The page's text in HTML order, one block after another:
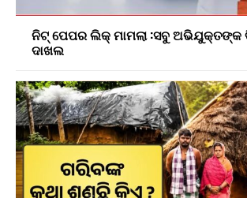
ନିଟ୍ ପେପର ଲିକ୍ ମାମଲା :ସବୁ ଅଭିଯୁକ୍ତଙ୍କ
ଦାଖଲ